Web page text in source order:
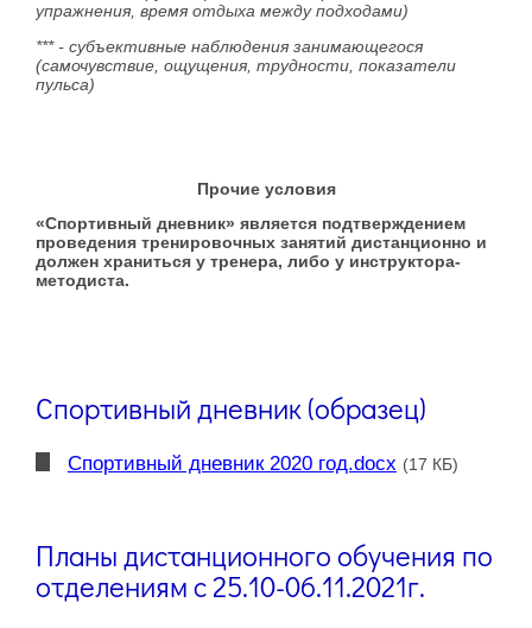
упражнения, время отдыха между подходами)
*** - субъективные наблюдения занимающегося
(самочувствие, ощущения, трудности, показатели
пульса)
Прочие условия
«Спортивный дневник» является подтверждением
проведения тренировочных занятий дистанционно и
должен храниться у тренера, либо у инструктора-
методиста.
Спортивный дневник (образец)
Спортивный дневник 2020 год.docx (17 КБ)
Планы дистанционного обучения по
отделениям с 25.10-06.11.2021г.